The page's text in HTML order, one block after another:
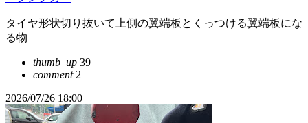
タイヤ形状切り抜いて上側の翼端板とくっつける翼端板にな
る物
thumb_up 39
comment2
2026/07/26 18:00